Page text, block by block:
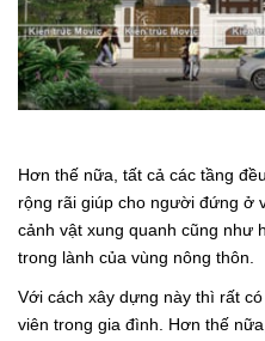
Hơn thế nữa, tất cả các tầng
rộng rãi giúp cho người đứng ở
cảnh vật xung quanh cũng như
trong lành của vùng nông thôn.
Với cách xây dựng này thì rất
viên trong gia đình. Hơn thế